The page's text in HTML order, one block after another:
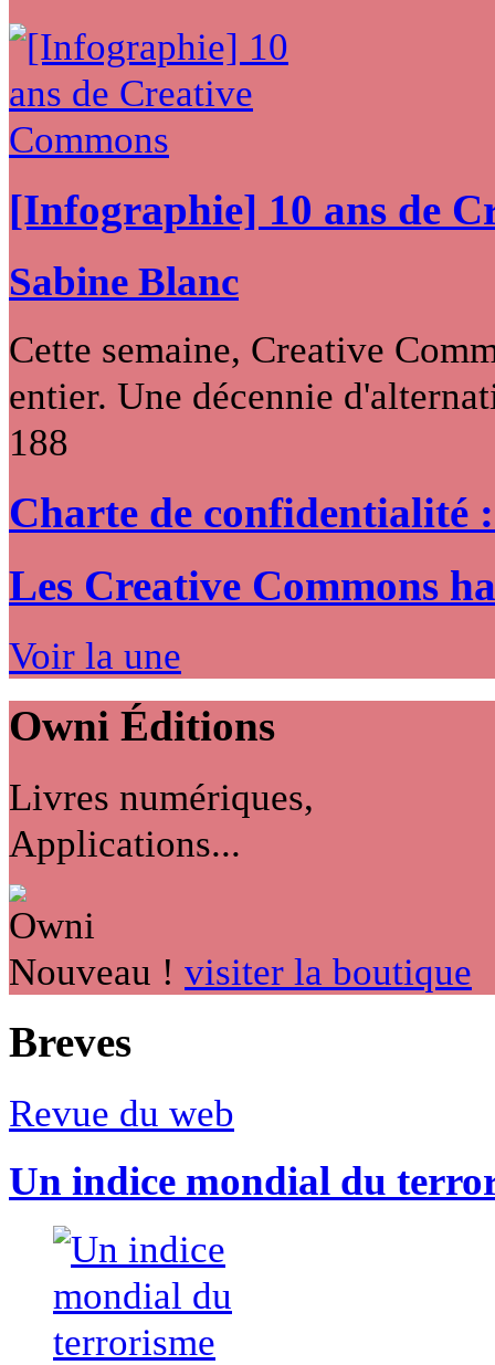
[Infographie] 10 ans de
Sabine Blanc
Cette semaine, Creative
entier. Une décennie
188
Charte de confidentialité
Les Creative Commons
Voir la une
Owni Éditions
Livres numériques,
Applications...
Nouveau ! visiter la boutique
Breves
Revue du web
Un indice mondial du